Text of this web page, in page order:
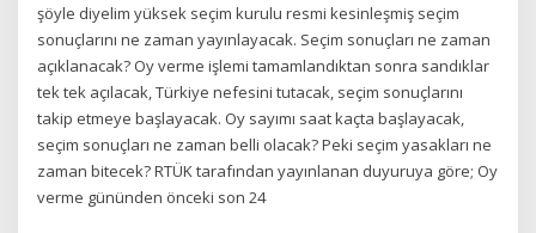
şöyle diyelim yüksek seçim kurulu resmi kesinleşmiş seçim
sonuçlarını ne zaman yayınlayacak. Seçim sonuçları ne zaman
açıklanacak? Oy verme işlemi tamamlandıktan sonra sandıklar
tek tek açılacak, Türkiye nefesini tutacak, seçim sonuçlarını
takip etmeye başlayacak. Oy sayımı saat kaçta başlayacak,
seçim sonuçları ne zaman belli olacak? Peki seçim yasakları ne
zaman bitecek? RTÜK tarafından yayınlanan duyuruya göre; Oy
verme gününden önceki son 24